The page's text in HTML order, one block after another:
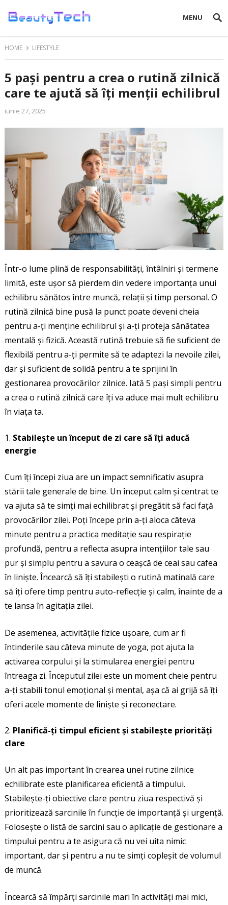
MENU
HOME LIFESTYLE
5 pași pentru a crea o rutină zilnică
care te ajută să îți menții echilibrul
iunie 27, 2025
Într-o lume plină de responsabilități, întâlniri și termene
limită, este ușor să pierdem din vedere importanța unui
echilibru sănătos între muncă, relații și timp personal. O
rutină zilnică bine pusă la punct poate deveni cheia
pentru a-ți menține echilibrul și a-ți proteja sănătatea
mentală și fizică. Această rutină trebuie să fie suficient de
flexibilă pentru a-ți permite să te adaptezi la nevoile zilei,
dar și suficient de solidă pentru a te sprijini în
gestionarea provocărilor zilnice. Iată 5 pași simpli pentru
a crea o rutină zilnică care îți va aduce mai mult echilibru
în viața ta.
Stabilește un început de zi care să îți aducă
energie
Cum îți începi ziua are un impact semnificativ asupra
stării tale generale de bine. Un început calm și centrat te
va ajuta să te simți mai echilibrat și pregătit să faci față
provocărilor zilei. Poți începe prin a-ți aloca câteva
minute pentru a practica meditație sau respirație
profundă, pentru a reflecta asupra intențiilor tale sau
pur și simplu pentru a savura o ceașcă de ceai sau cafea
în liniște. Încearcă să îți stabilești o rutină matinală care
să îți ofere timp pentru auto-reflecție și calm, înainte de a
te lansa în agitația zilei.
De asemenea, activitățile fizice ușoare, cum ar fi
întinderile sau câteva minute de yoga, pot ajuta la
activarea corpului și la stimularea energiei pentru
întreaga zi. Începutul zilei este un moment cheie pentru
a-ți stabili tonul emoțional și mental, așa că ai grijă să îți
oferi acele momente de liniște și reconectare.
Planifică-ți timpul eficient și stabilește priorități
clare
Un alt pas important în crearea unei rutine zilnice
echilibrate este planificarea eficientă a timpului.
Stabilește-ți obiective clare pentru ziua respectivă și
prioritizează sarcinile în funcție de importanță și urgență.
Folosește o listă de sarcini sau o aplicație de gestionare a
timpului pentru a te asigura că nu vei uita nimic
important, dar și pentru a nu te simți copleșit de volumul
de muncă.
Încearcă să împărți sarcinile mari în activități mai mici,